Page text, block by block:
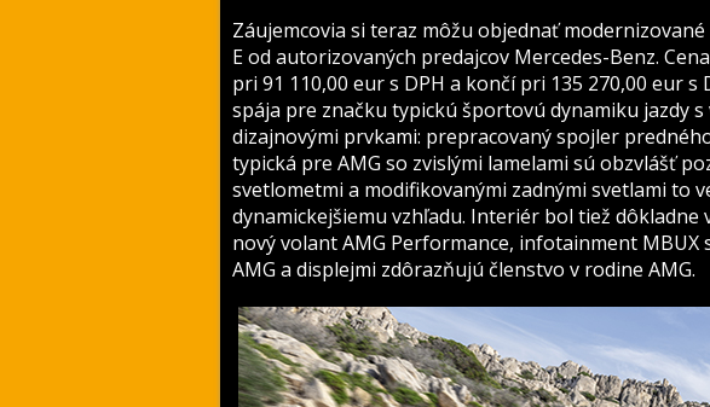
Záujemcovia si teraz môžu objednať
E od autorizovaných predajcov Mercedes-Benz.
pri 91 110,00 eur s DPH a končí pri 135 270,00 eur s
spája pre značku typickú športovú dynamiku jazdy
dizajnovými prvkami: prepracovaný spojler
typická pre AMG so zvislými lamelami sú obzvlášť
svetlometmi a modifikovanými zadnými svetlami to
dynamickejšiemu vzhľadu. Interiér bol tiež
nový volant AMG Performance, infotainment MBUX
AMG a displejmi zdôrazňujú členstvo v rodine AMG.